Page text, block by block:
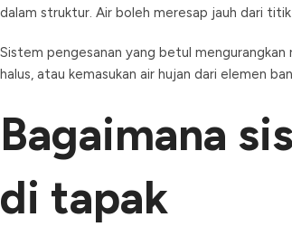
dalam struktur. Air boleh meresap jauh dari
Sistem pengesanan yang betul
halus, atau kemasukan air hujan dari elemen
Bagaimana
di tapak